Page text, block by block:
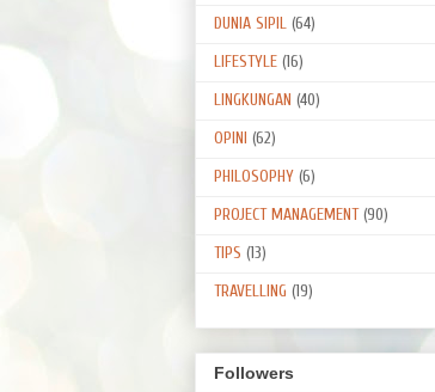
DUNIA SIPIL (64)
LIFESTYLE (16)
LINGKUNGAN (40)
OPINI (62)
PHILOSOPHY (6)
PROJECT MANAGEMENT (90)
TIPS (13)
TRAVELLING (19)
Followers